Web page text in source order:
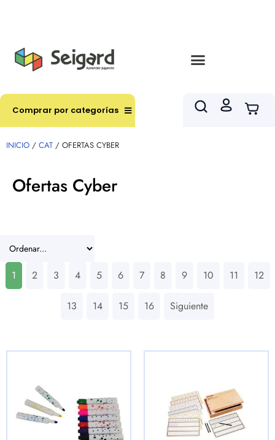
Comprar por categorías
INICIO / CAT / OFERTAS CYBER
Ofertas Cyber
1 2 3 4 5 6 7 8 9 10 11 12
13 14 15 16 Siguiente